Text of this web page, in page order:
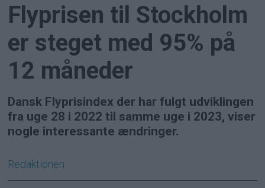
Flyprisen til Stockholm
er steget med 95% på
12 måneder
Dansk Flyprisindex der har fulgt udviklingen
fra uge 28 i 2022 til samme uge i 2023, viser
nogle interessante ændringer.
Redaktionen